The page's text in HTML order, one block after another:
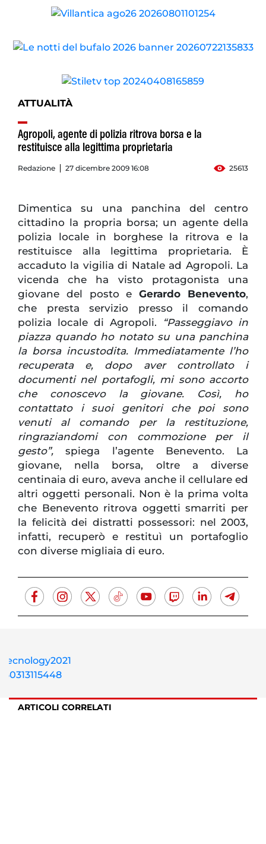
ATTUALITÀ
Agropoli, agente di polizia ritrova borsa e la
restituisce alla legittima proprietaria
Redazione 27 dicembre 2009 16:08 25613
Dimentica su una panchina del centro
cittadino la propria borsa; un agente della
polizia locale in borghese la ritrova e la
restituisce alla legittima proprietaria. È
accaduto la vigilia di Natale ad Agropoli. La
vicenda che ha visto protagonista una
giovane del posto eGerardo Benevento,
che presta servizio presso il comando
polizia locale di Agropoli.
“Passeggiavo in
piazza quando ho notato su una panchina
la borsa incustodita. Immediatamente l’ho
recuperata e, dopo aver controllato i
documenti nel portafogli, mi sono accorto
che conoscevo la giovane. Così, ho
contattato i suoi genitori che poi sono
venuti al comando per la restituzione,
ringraziandomi con commozione per il
gesto”, spiega l’agente Benevento. La
giovane, nella borsa, oltre a diverse
centinaia di euro, aveva anche il cellulare ed
altri oggetti personali. Non è la prima volta
che Benevento ritrova oggetti smarriti per
la felicità dei distratti possessori: nel 2003,
infatti, recuperò e restituì un portafoglio
con diverse migliaia di euro.
ARTICOLI CORRELATI